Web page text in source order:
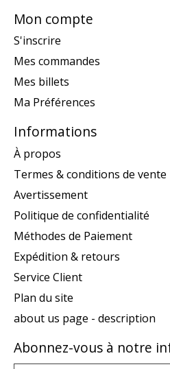
Mon compte
S'inscrire
Mes commandes
Mes billets
Ma Préférences
Informations
À propos
Termes & conditions de vente
Avertissement
Politique de confidentialité
Méthodes de Paiement
Expédition & retours
Service Client
Plan du site
about us page - description
Abonnez-vous à notre